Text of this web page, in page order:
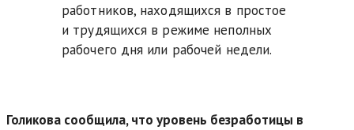
работников, находящихся в простое
и трудящихся в режиме неполных
рабочего дня или рабочей недели.
Голикова сообщила, что уровень безработицы в